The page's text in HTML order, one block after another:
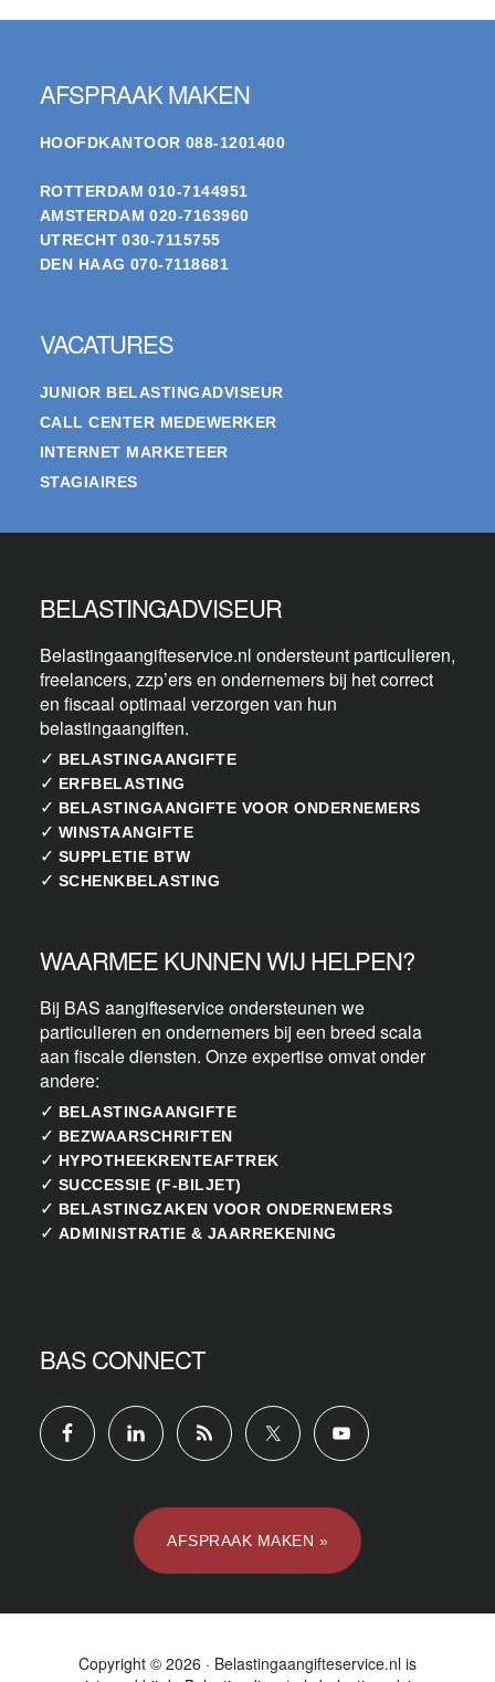
AFSPRAAK MAKEN
HOOFDKANTOOR 088-1201400
ROTTERDAM 010-7144951
AMSTERDAM 020-7163960
UTRECHT 030-7115755
DEN HAAG 070-7118681
VACATURES
JUNIOR BELASTINGADVISEUR
CALL CENTER MEDEWERKER
INTERNET MARKETEER
STAGIAIRES
BELASTINGADVISEUR
Belastingaangifteservice.nl ondersteunt particulieren,
freelancers, zzp’ers en ondernemers bij het correct
en fiscaal optimaal verzorgen van hun
belastingaangiften.
✓ BELASTINGAANGIFTE
✓ ERFBELASTING
✓ BELASTINGAANGIFTE VOOR ONDERNEMERS
✓ WINSTAANGIFTE
✓ SUPPLETIE BTW
✓ SCHENKBELASTING
WAARMEE KUNNEN WIJ HELPEN?
Bij BAS aangifteservice ondersteunen we
particulieren en ondernemers bij een breed scala
aan fiscale diensten. Onze expertise omvat onder
andere:
✓ BELASTINGAANGIFTE
✓ BEZWAARSCHRIFTEN
✓ HYPOTHEEKRENTEAFTREK
✓ SUCCESSIE (F-BILJET)
✓ BELASTINGZAKEN VOOR ONDERNEMERS
✓ ADMINISTRATIE & JAARREKENING
BAS CONNECT
AFSPRAAK MAKEN »
Copyright © 2026 · Belastingaangifteservice.nl is